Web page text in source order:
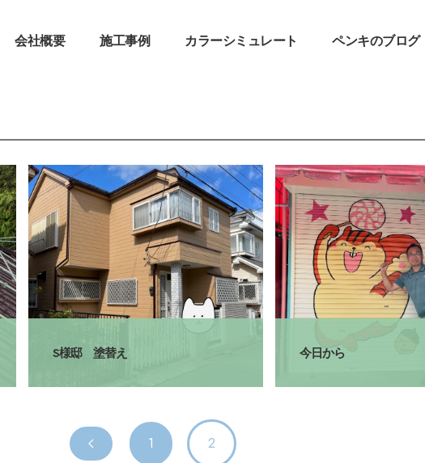
会社概要 施工事例 カラーシミュレート ペンキのブログ
S様邸 塗替え 今日から
1 2